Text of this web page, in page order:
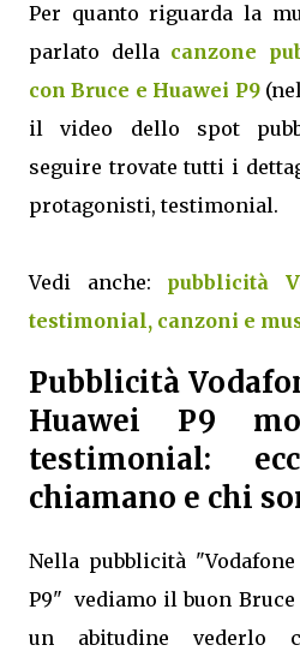
Per quanto riguarda la
parlato della canzone
con Bruce e Huawei P9
il video dello spot
seguire trovate tutti i
protagonisti, testimonial.
Vedi anche: pubblicità
testimonial, canzoni e
Pubblicità
Huawei P9
testimonial:
chiamano e chi
Nella pubblicità
P9" vediamo il buon Bruce
un abitudine vederlo